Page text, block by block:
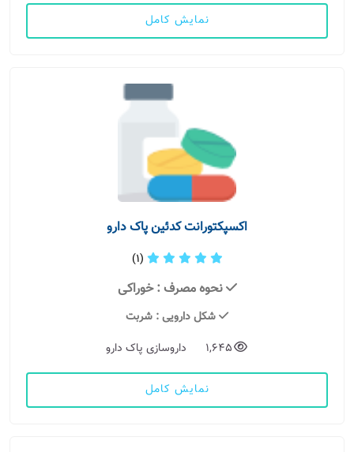
نمایش کامل
اکسپکتورانت کدئین پاک دارو
(1)
نحوه مصرف : خوراکی
شکل دارویی: شربت
1,645
داروسازی پاک دارو
نمایش کامل